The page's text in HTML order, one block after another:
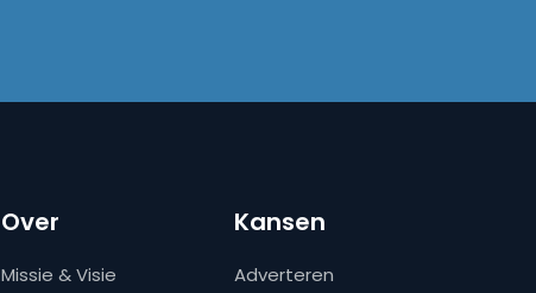
Over
Missie & Visie
Kansen
Adverteren